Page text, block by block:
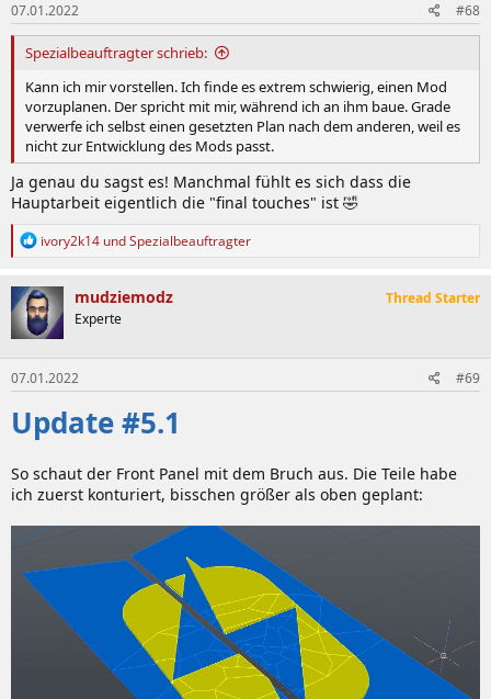
07.01.2022 #68
Spezialbeauftragter schrieb:
Kann ich mir vorstellen. Ich finde es extrem schwierig, einen Mod
vorzuplanen. Der spricht mit mir, während ich an ihm baue. Grade
verwerfe ich selbst einen gesetzten Plan nach dem anderen, weil es
nicht zur Entwicklung des Mods passt.
Ja genau du sagst es! Manchmal fühlt es sich dass die
Hauptarbeit eigentlich die "final touches" ist 🤣
R
k
t
i
o
n
e
n
:
ivory2k14 undSpezialbeauftragter
mudziemodz
Experte
Thread Starter
07.01.2022 #69
Update #5.1
So schaut der Front Panel mit dem Bruch aus. Die Teile habe
ich zuerst konturiert, bisschen größer als oben geplant: